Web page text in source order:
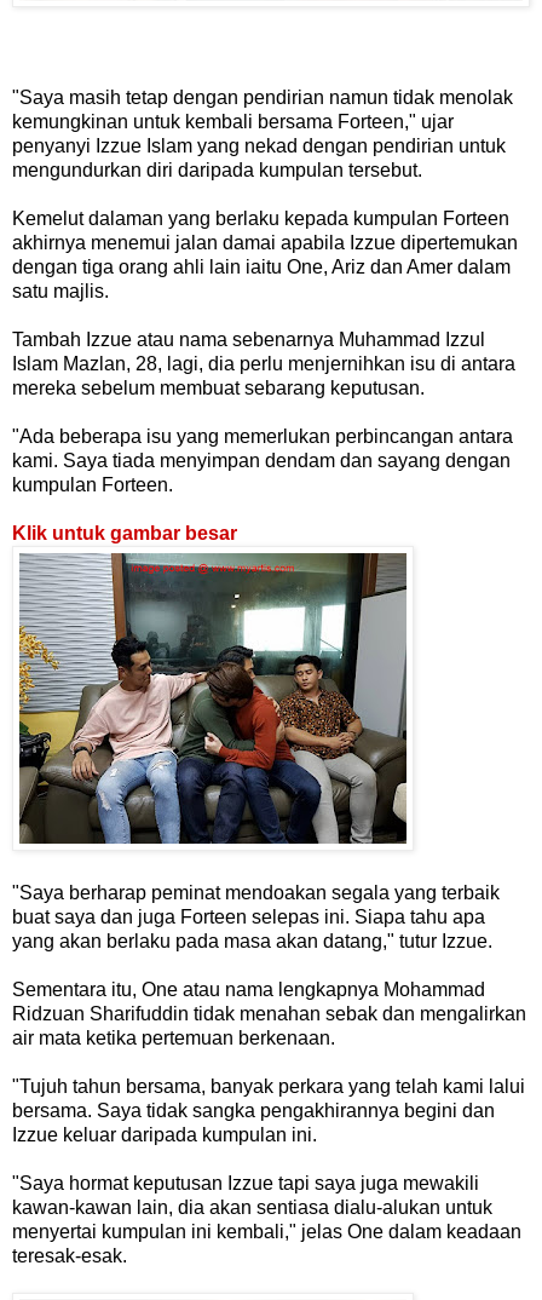
"Saya masih tetap dengan pendirian namun tidak menolak
kemungkinan untuk kembali bersama Forteen," ujar
penyanyi Izzue Islam yang nekad dengan pendirian untuk
mengundurkan diri daripada kumpulan tersebut.
Kemelut dalaman yang berlaku kepada kumpulan Forteen
akhirnya menemui jalan damai apabila Izzue dipertemukan
dengan tiga orang ahli lain iaitu One, Ariz dan Amer dalam
satu majlis.
Tambah Izzue atau nama sebenarnya Muhammad Izzul
Islam Mazlan, 28, lagi, dia perlu menjernihkan isu di antara
mereka sebelum membuat sebarang keputusan.
"Ada beberapa isu yang memerlukan perbincangan antara
kami. Saya tiada menyimpan dendam dan sayang dengan
kumpulan Forteen.
Klik untuk gambar besar
"Saya berharap peminat mendoakan segala yang terbaik
buat saya dan juga Forteen selepas ini. Siapa tahu apa
yang akan berlaku pada masa akan datang," tutur Izzue.
Sementara itu, One atau nama lengkapnya Mohammad
Ridzuan Sharifuddin tidak menahan sebak dan mengalirkan
air mata ketika pertemuan berkenaan.
"Tujuh tahun bersama, banyak perkara yang telah kami lalui
bersama. Saya tidak sangka pengakhirannya begini dan
Izzue keluar daripada kumpulan ini.
"Saya hormat keputusan Izzue tapi saya juga mewakili
kawan-kawan lain, dia akan sentiasa dialu-alukan untuk
menyertai kumpulan ini kembali," jelas One dalam keadaan
teresak-esak.